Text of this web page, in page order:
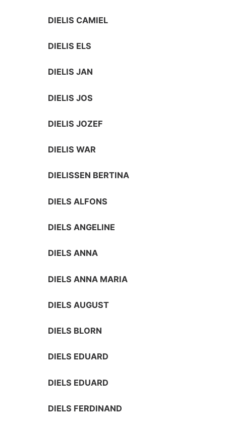
DIELIS CAMIEL
DIELIS ELS
DIELIS JAN
DIELIS JOS
DIELIS JOZEF
DIELIS WAR
DIELISSEN BERTINA
DIELS ALFONS
DIELS ANGELINE
DIELS ANNA
DIELS ANNA MARIA
DIELS AUGUST
DIELS BLORN
DIELS EDUARD
DIELS EDUARD
DIELS FERDINAND